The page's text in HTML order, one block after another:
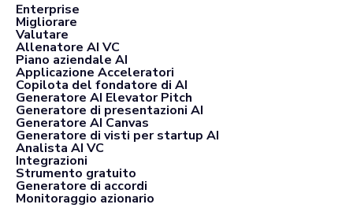
Enterprise
Migliorare
Valutare
Allenatore AI VC
Piano aziendale AI
Applicazione Acceleratori
Copilota del fondatore di AI
Generatore AI Elevator Pitch
Generatore di presentazioni AI
Generatore AI Canvas
Generatore di visti per startup AI
Analista AI VC
Integrazioni
Strumento gratuito
Generatore di accordi
Monitoraggio azionario